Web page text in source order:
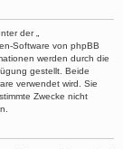
der „
Software von phpBB
werden durch die
gestellt. Beide
verwendet wird. Sie
Zwecke nicht